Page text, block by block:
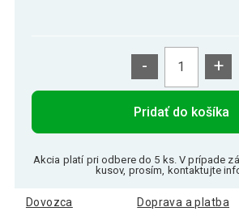
- +
Pridať do košíka
Akcia platí pri odbere do 5 ks. V prípade
kusov, prosím, kontaktujte
Dovozca Doprava a platba